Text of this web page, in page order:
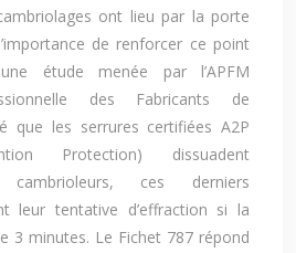
ont lieu par la porte
de renforcer ce point
étude menée par l’APFM
des Fabricants de
que les serrures certifiées A2P
Protection) dissuadent
ces derniers
leur tentative d’effraction si la
3 minutes. Le Fichet 787 répond